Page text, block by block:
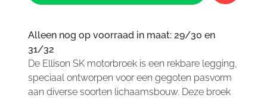
SK
Ladies
Black
aantal
Alleen nog op voorraad in maat: 29/30 en
31/32
De Ellison SK motorbroek is een rekbare legging,
speciaal ontworpen voor een gegoten pasvorm
aan diverse soorten lichaamsbouw. Deze broek